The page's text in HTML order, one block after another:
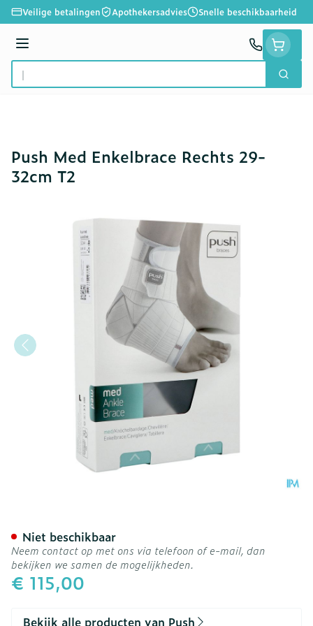
Ga naar de inhoud
Veilige betalingen Apothekersadvies Snelle beschikbaarheid
Menu
Product, merk, categorie...
Zoek
Push Med Enkelbrace Rechts 29-
32cm T2
€ 115,00
Niet beschikbaar
Neem contact op met ons via telefoon of e-mail, dan
bekijken we samen de mogelijkheden.
Bekijk alle producten van Push